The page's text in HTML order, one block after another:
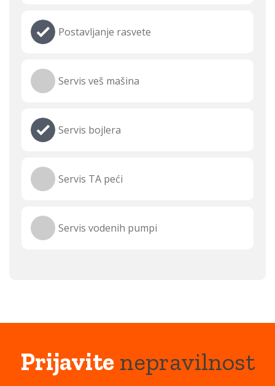
Postavljanje rasvete
Servis veš mašina
Servis bojlera
Servis TA peći
Servis vodenih pumpi
Prijavitenepravilnost